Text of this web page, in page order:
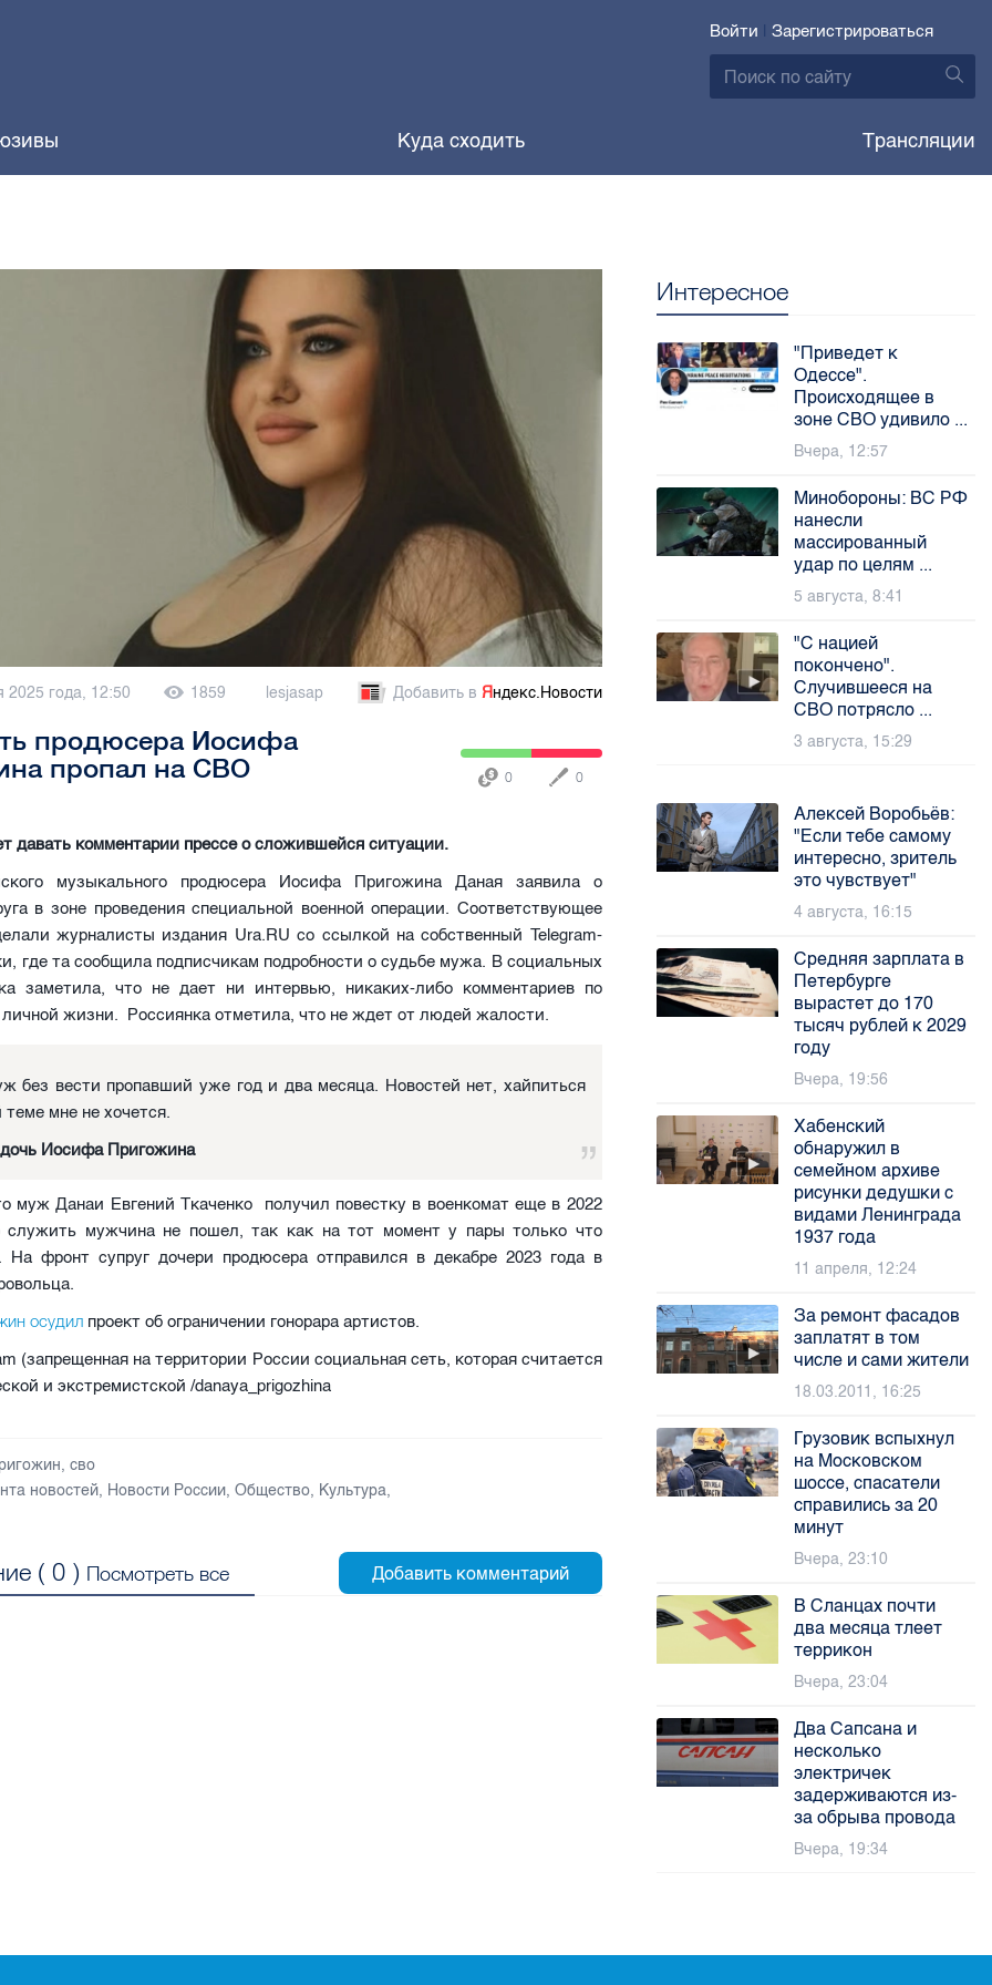
Войти | Зарегистрироваться
Куда сходить Трансляции
2025 года, 12:50 1859 lesjasap Добавить в Яндекс.Новости
продюсера Иосифа
пропал на СВО
0 0
давать комментарии прессе о сложившейся ситуации.
музыкального продюсера Иосифа Пригожина Даная заявила о
в зоне проведения специальной военной операции. Соответствующее
журналисты издания Ura.RU со ссылкой на собственный Telegram-
где та сообщила подписчикам подробности о судьбе мужа. В социальных
заметила, что не дает ни интервью, никаких-либо комментариев по
личной жизни. Россиянка отметила, что не ждет от людей жалости.
без вести пропавший уже год и два месяца. Новостей нет, хайпиться
теме мне не хочется.
Иосифа Пригожина
муж Данаи Евгений Ткаченко получил повестку в военкомат еще в 2022
служить мужчина не пошел, так как на тот момент у пары только что
На фронт супруг дочери продюсера отправился в декабре 2023 года в
осудил проект об ограничении гонорара артистов.
(запрещенная на территории России социальная сеть, которая считается
и экстремистской /danaya_prigozhina
,сво
новостей, Новости России,Общество, Культура,
(0 ) Посмотреть все
Интересное
"Приведет к
Одессе".
Происходящее в
зоне СВО удивило ...
Вчера, 12:57
Минобороны: ВС РФ
нанесли
массированный
удар по целям ...
5 августа, 8:41
"С нацией
покончено".
Случившееся на
СВО потрясло ...
3 августа, 15:29
Алексей Воробьёв:
"Если тебе самому
интересно, зритель
это чувствует"
4 августа, 16:15
Средняя зарплата в
Петербурге
вырастет до 170
тысяч рублей к 2029
году
Вчера, 19:56
Хабенский
обнаружил в
семейном архиве
рисунки дедушки с
видами Ленинграда
1937 года
11 апреля, 12:24
За ремонт фасадов
заплатят в том
числе и сами жители
18.03.2011, 16:25
Грузовик вспыхнул
на Московском
шоссе, спасатели
справились за 20
минут
Вчера, 23:10
В Сланцах почти
два месяца тлеет
террикон
Вчера, 23:04
Два Сапсана и
несколько
электричек
задерживаются из-
за обрыва провода
Вчера, 19:34